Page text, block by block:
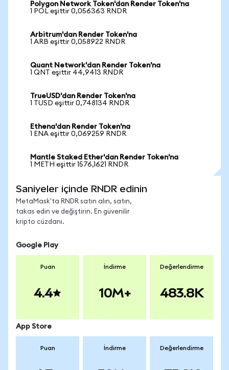
Polygon Network Token'dan Render Token'na
1 POL eşittir 0,056363 RNDR
Arbitrum'dan Render Token'na
1 ARB eşittir 0,058922 RNDR
Quant Network'dan Render Token'na
1 QNT eşittir 44,9413 RNDR
TrueUSD'dan Render Token'na
1 TUSD eşittir 0,748134 RNDR
Ethena'dan Render Token'na
1 ENA eşittir 0,069259 RNDR
Mantle Staked Ether'dan Render Token'na
1 METH eşittir 1576,1621 RNDR
Saniyeler içinde RNDR edinin
MetaMask'ta RNDR satın alın, satın,
takas edin ve değiştirin. En güvenilir
kripto cüzdanı.
Google Play
Puan
4.4
İndirme
10M+
Değerlendirme
483.8K
App Store
Puan İndirme Değerlendirme